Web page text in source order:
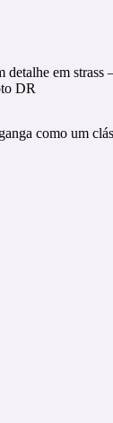
detalhe em
DR
como um